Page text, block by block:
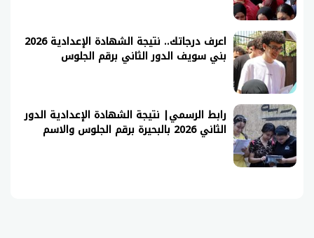
اعرف درجاتك.. نتيجة الشهادة الإعدادية 2026
بني سويف الدور الثاني برقم الجلوس
رابط الرسمي| نتيجة الشهادة الإعدادية الدور
الثاني 2026 بالبحيرة برقم الجلوس والاسم